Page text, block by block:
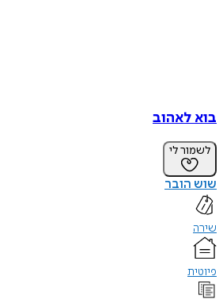
בוא לאהוב
לשמור לי
שוש הובר
שירה
פיוטית